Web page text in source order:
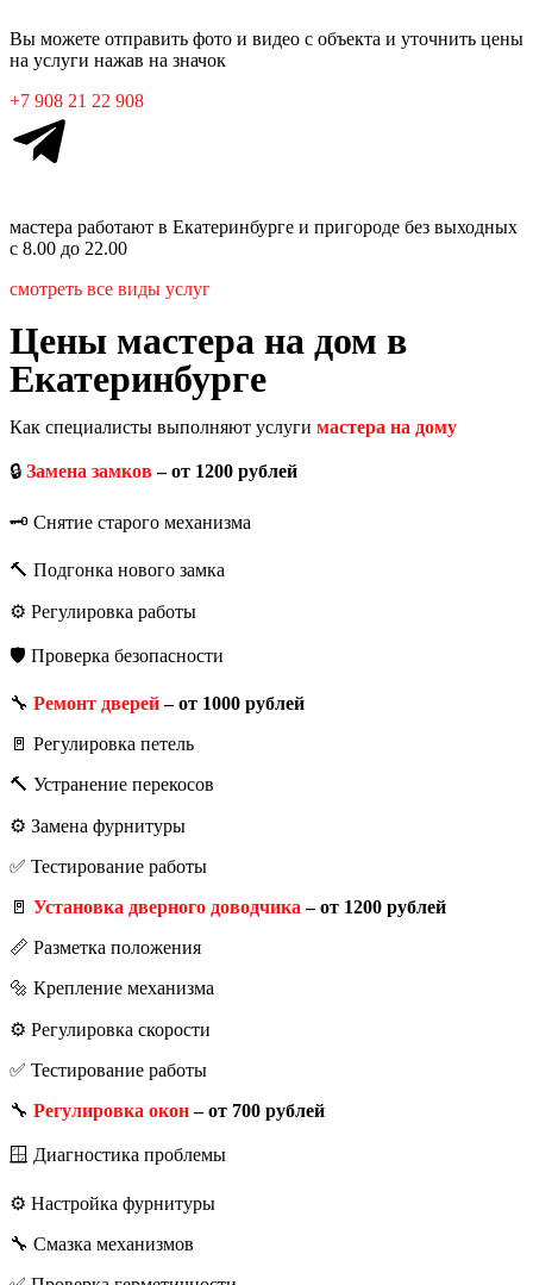
Вы можете отправить фото и видео с объекта и уточнить цены
на услуги нажав на значок
+7 908 21 22 908
мастера работают в Екатеринбурге и пригороде без выходных
с 8.00 до 22.00
смотреть все виды услуг
Цены мастера на дом в
Екатеринбурге
Как специалисты выполняют услуги мастера на дому
🔒 Замена замков – от 1200 рублей
🗝️ Снятие старого механизма
🔨 Подгонка нового замка
⚙️ Регулировка работы
🛡️ Проверка безопасности
🔧 Ремонт дверей– от 1000 рублей
🚪 Регулировка петель
🔨 Устранение перекосов
⚙️ Замена фурнитуры
✅ Тестирование работы
🚪 Установка дверного доводчика – от 1200 рублей
📏 Разметка положения
🔩 Крепление механизма
⚙️ Регулировка скорости
✅ Тестирование работы
🔧 Регулировка окон– от 700 рублей
🪟 Диагностика проблемы
⚙️ Настройка фурнитуры
🔧 Смазка механизмов